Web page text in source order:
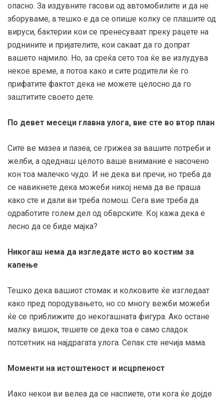
опасно. За издувните гасови од автомобилите и да не
зборуваме, а тешко е да се опише колку се плашите од
вируси, бактерии кои се пренесуваат преку рацете на
роднините и пријателите, кои сакаат да го допрат
вашето најмило. Но, за среќа сето тоа ќе ве излудува
некое време, а потоа како и сите родители ќе го
прифатите фактот дека не можете целосно да го
заштитите своето дете.
По девет месеци главна улога, вие сте во втор план
Сите ве мазеа и пазеа, се грижеа за вашите потреби и
желби, а одеднаш целото ваше внимание е насочено
кон тоа малечко чудо. И не дека ви пречи, но треба да
се навикнете дека можеби никој нема да ве праша
како сте и дали ви треба помош. Сега вие треба да
одработите голем дел од обврските. Кој кажа дека е
лесно да се биде мајка?
Никогаш нема да изгледате исто во костим за
капење
Тешко дека вашиот стомак и колковите ќе изгледаат
како пред породувањето, но со многу вежби можеби
ќе се приближите до некогашната фигура. Ако остане
малку вишок, тешете се дека тоа е само сладок
потсетник на најдрагата улога. Сепак сте нечија мама.
Моменти на истоштеност и исцрпеност
Иако некои ви велеа да се наспиете, оти кога ќе дојде